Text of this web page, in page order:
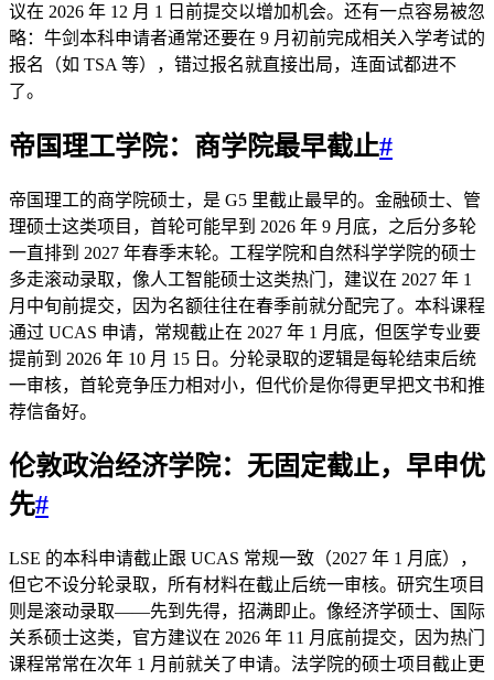
议在 2026 年 12 月 1 日前提交以增加机会。还有一点容易被忽
略：牛剑本科申请者通常还要在 9 月初前完成相关入学考试的
报名（如 TSA 等），错过报名就直接出局，连面试都进不
了。
帝国理工学院：商学院最早截止#
帝国理工的商学院硕士，是 G5 里截止最早的。金融硕士、管
理硕士这类项目，首轮可能早到 2026 年 9 月底，之后分多轮
一直排到 2027 年春季末轮。工程学院和自然科学学院的硕士
多走滚动录取，像人工智能硕士这类热门，建议在 2027 年 1
月中旬前提交，因为名额往往在春季前就分配完了。本科课程
通过 UCAS 申请，常规截止在 2027 年 1 月底，但医学专业要
提前到 2026 年 10 月 15 日。分轮录取的逻辑是每轮结束后统
一审核，首轮竞争压力相对小，但代价是你得更早把文书和推
荐信备好。
伦敦政治经济学院：无固定截止，早申优
先#
LSE 的本科申请截止跟 UCAS 常规一致（2027 年 1 月底），
但它不设分轮录取，所有材料在截止后统一审核。研究生项目
则是滚动录取——先到先得，招满即止。像经济学硕士、国际
关系硕士这类，官方建议在 2026 年 11 月底前提交，因为热门
课程常常在次年 1 月前就关了申请。法学院的硕士项目截止更